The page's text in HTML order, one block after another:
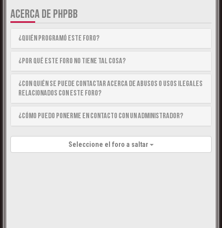
ACERCA DE PHPBB
¿Quién programó este foro?
¿Por qué este foro no tiene tal cosa?
¿Con quién se puede contactar acerca de abusos o usos ilegales
relacionados con este foro?
¿Cómo puedo ponerme en contacto con un Administrador?
Seleccione el foro a saltar